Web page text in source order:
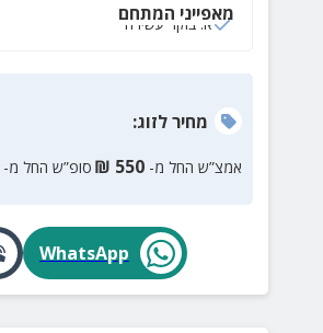
מאפייני המתחם
א. בוקר עשירה
מחירלזוג:
אמצ”ש החל מ- 550
₪ סופ”ש החל מ-
WhatsApp